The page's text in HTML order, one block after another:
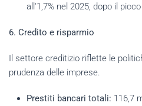
all'1,7% nel 2025, dopo il
6. Credito e risparmio
Il settore creditizio riflette le
prudenza delle imprese.
Prestiti bancari totali: 116,7